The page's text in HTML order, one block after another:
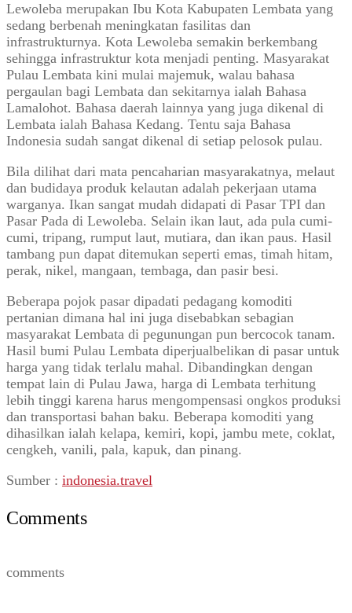
Lewoleba merupakan Ibu Kota Kabupaten Lembata yang
sedang berbenah meningkatan fasilitas dan
infrastrukturnya. Kota Lewoleba semakin berkembang
sehingga infrastruktur kota menjadi penting. Masyarakat
Pulau Lembata kini mulai majemuk, walau bahasa
pergaulan bagi Lembata dan sekitarnya ialah Bahasa
Lamalohot. Bahasa daerah lainnya yang juga dikenal di
Lembata ialah Bahasa Kedang. Tentu saja Bahasa
Indonesia sudah sangat dikenal di setiap pelosok pulau.
Bila dilihat dari mata pencaharian masyarakatnya, melaut
dan budidaya produk kelautan adalah pekerjaan utama
warganya. Ikan sangat mudah didapati di Pasar TPI dan
Pasar Pada di Lewoleba. Selain ikan laut, ada pula cumi-
cumi, tripang, rumput laut, mutiara, dan ikan paus. Hasil
tambang pun dapat ditemukan seperti emas, timah hitam,
perak, nikel, mangaan, tembaga, dan pasir besi.
Beberapa pojok pasar dipadati pedagang komoditi
pertanian dimana hal ini juga disebabkan sebagian
masyarakat Lembata di pegunungan pun bercocok tanam.
Hasil bumi Pulau Lembata diperjualbelikan di pasar untuk
harga yang tidak terlalu mahal. Dibandingkan dengan
tempat lain di Pulau Jawa, harga di Lembata terhitung
lebih tinggi karena harus mengompensasi ongkos produksi
dan transportasi bahan baku. Beberapa komoditi yang
dihasilkan ialah kelapa, kemiri, kopi, jambu mete, coklat,
cengkeh, vanili, pala, kapuk, dan pinang.
Sumber : indonesia.travel
Comments
comments